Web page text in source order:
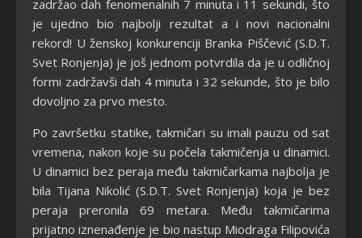
zadržao dah fenomenalnih 7 minuta i 11 sekundi, što
je ujedno bio najbolji rezultat a i novi nacionalni
rekord! U ženskoj konkurenciji Branka Piščević (S.D.T.
Svet Ronjenja) je još jednom potvrdila da je u odličnoj
formi zadržavši dah 4 minuta i 32 sekunde, što je bilo
dovoljno za prvo mesto.
Po završetku statike, takmičari su imali pauzu od sat
vremena, nakon koje su počela takmičenja u dinamici.
U dinamici bez peraja među takmičarkama najbolja je
bila Tijana Nikolić (S.D.T. Svet Ronjenja) koja je bez
peraja preronila 69 metara. Među takmičarima
prijatno iznenađenje je bio nastup Miodraga Filipovića